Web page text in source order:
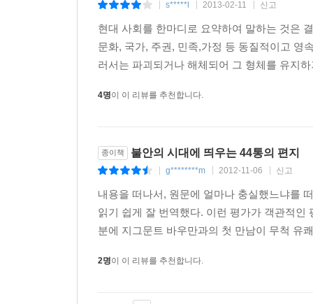
s*****l 2013-02-11 신고
현대 사회를 한마디로 요약하여 말하는 것은
문화, 국가, 주권, 민족,가정 등 동질적이고 영
러서는 파괴되거나 해체되어 그 형체를 유지
4명이 이 리뷰를 추천합니다.
종이책 불안의 시대에 띄우는 44통의 편지
g********m 2012-11-06 신고
내용을 떠나서, 원문에 얼마나 충실했느냐를
읽기 쉽게 잘 번역했다. 이런 평가가 객관적
분에 지그문트 바우만과의 첫 만남이 무척 유
2명이 이 리뷰를 추천합니다.